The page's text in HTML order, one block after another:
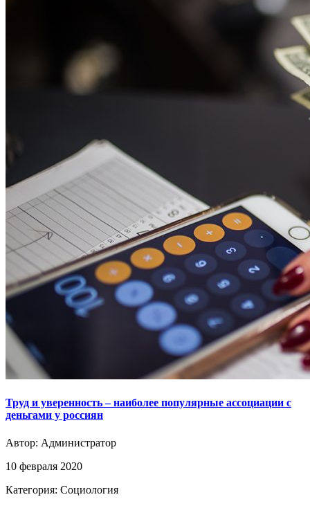
Труд и уверенность – наиболее популярные ассоциации с
деньгами у россиян
Автор: Администратор
10 февраля 2020
Категория: Социология